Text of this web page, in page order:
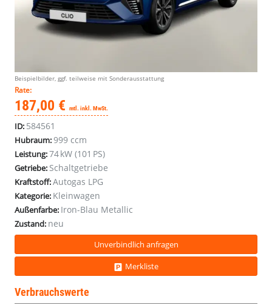
Beispielbilder, ggf. teilweise mit Sonderausstattung
Rate:
187,00 € mtl. inkl. MwSt.
ID: 584561
Hubraum:999 ccm
Leistung:74 kW (101 PS)
Getriebe: Schaltgetriebe
Kraftstoff:Autogas LPG
Kategorie: Kleinwagen
Außenfarbe: Iron-Blau Metallic
Zustand: neu
Unverbindlich anfragen
Merkliste
Verbrauchswerte